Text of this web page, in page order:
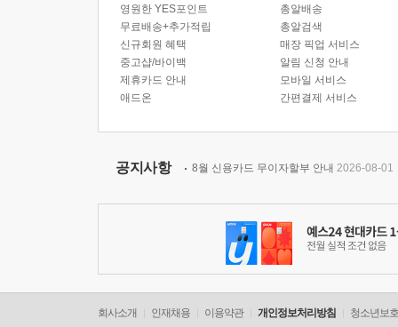
영원한 YES포인트
무료배송+추가적립
신규회원 혜택
중고샵/바이백
제휴카드 안내
애드온
총알배송
총알검색
매장 픽업 서비스
알림 신청 안내
모바일 서비스
간편결제 서비스
공지사항 8월 신용카드 무이자할부 안내 2026-08-01
회사소개 인재채용 이용약관 개인정보처리방침 청소년보